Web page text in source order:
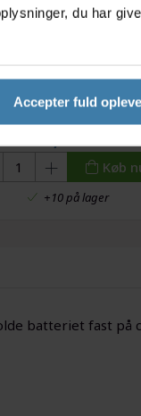
du har
Accepter fuld
med batteri -
Køb
+10 på lager
batteriet fast